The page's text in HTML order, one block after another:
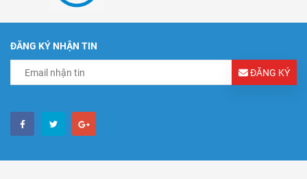
ĐĂNG KÝ NHẬN TIN
ĐĂNG KÝ